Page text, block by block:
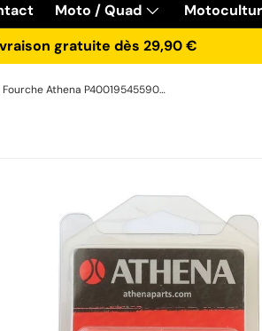
Moto / Quad
gratuite dès 29,90 €
Joint Spi Fourche Athena P400195455900 Harley XL Sportster